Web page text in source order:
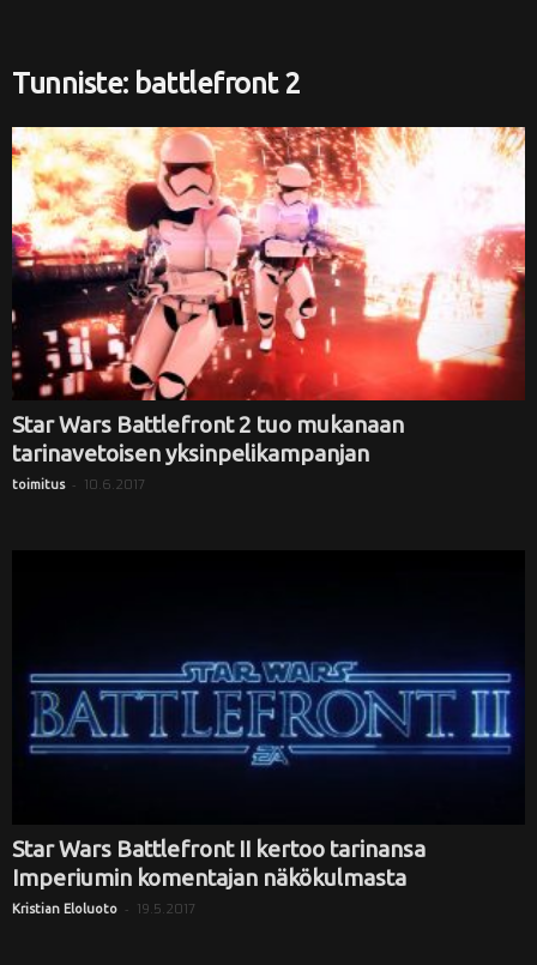
Tunniste: battlefront 2
Star Wars Battlefront 2 tuo mukanaan
tarinavetoisen yksinpelikampanjan
toimitus - 10.6.2017
Star Wars Battlefront II kertoo tarinansa
Imperiumin komentajan näkökulmasta
Kristian Eloluoto - 19.5.2017